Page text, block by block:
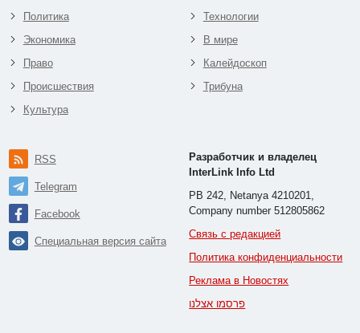
Политика
Экономика
Право
Происшествия
Культура
Технологии
В мире
Калейдоскоп
Трибуна
RSS
Telegram
Facebook
Специальная версия сайта
Разработчик и владелец
InterLink Info Ltd
PB 242, Netanya 4210201,
Company number 512805862
Связь с редакцией
Политика конфиденциальности
Реклама в Новостях
פרסמו אצלנו